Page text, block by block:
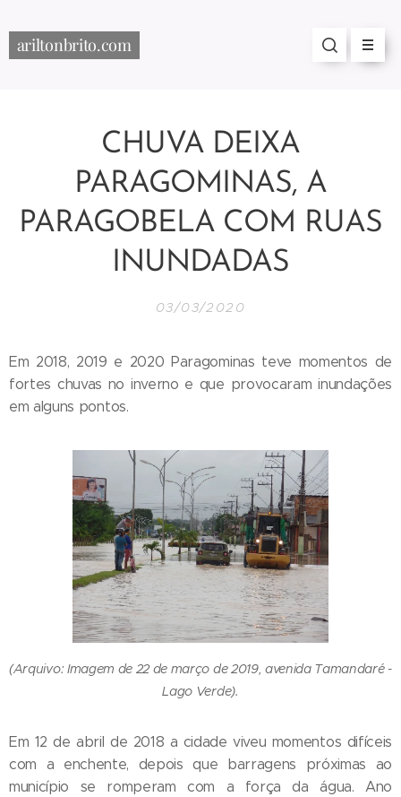
ariltonbrito.com
CHUVA DEIXA
PARAGOMINAS, A
PARAGOBELA COM RUAS
INUNDADAS
03/03/2020
Em 2018, 2019 e 2020 Paragominas teve momentos de
fortes chuvas no inverno e que provocaram inundações
em alguns pontos.
(Arquivo: Imagem de 22 de março de 2019, avenida Tamandaré -
Lago Verde).
Em 12 de abril de 2018 a cidade viveu momentos difíceis
com a enchente, depois que barragens próximas ao
município se romperam com a força da água. Ano